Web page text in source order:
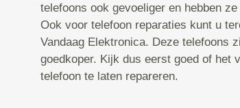
telefoons ook gevoeliger en hebben
Ook voor telefoon reparaties kunt u
Vandaag Elektronica. Deze telefoons
goedkoper. Kijk dus eerst goed of het
telefoon te laten repareren.